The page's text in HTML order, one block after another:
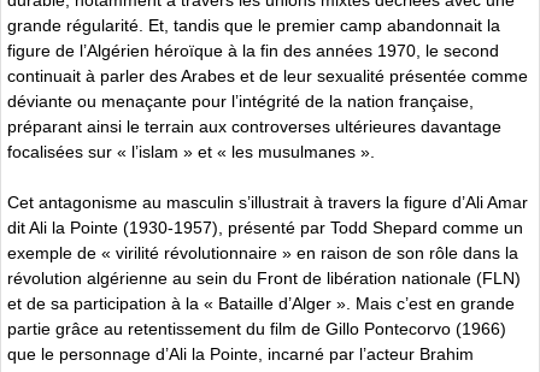
grande régularité. Et, tandis que le premier camp abandonnait la
figure de l’Algérien héroïque à la fin des années 1970, le second
continuait à parler des Arabes et de leur sexualité présentée comme
déviante ou menaçante pour l’intégrité de la nation française,
préparant ainsi le terrain aux controverses ultérieures davantage
focalisées sur « l’islam » et « les musulmanes ».
Cet antagonisme au masculin s’illustrait à travers la figure d’Ali Amar
dit Ali la Pointe (1930-1957), présenté par Todd Shepard comme un
exemple de « virilité révolutionnaire » en raison de son rôle dans la
révolution algérienne au sein du Front de libération nationale (FLN)
et de sa participation à la « Bataille d’Alger ». Mais c’est en grande
partie grâce au retentissement du film de Gillo Pontecorvo (1966)
que le personnage d’Ali la Pointe, incarné par l’acteur Brahim